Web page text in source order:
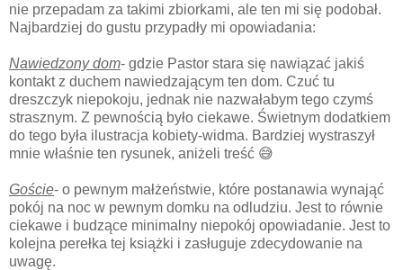
nie przepadam za takimi zbiorkami, ale ten mi się podobał.
Najbardziej do gustu przypadły mi opowiadania:
Nawiedzony dom- gdzie Pastor stara się nawiązać jakiś
kontakt z duchem nawiedzającym ten dom. Czuć tu
dreszczyk niepokoju, jednak nie nazwałabym tego czymś
strasznym. Z pewnością było ciekawe. Świetnym dodatkiem
do tego była ilustracja kobiety-widma. Bardziej wystraszył
mnie właśnie ten rysunek, aniżeli treść 😅
Goście- o pewnym małżeństwie, które postanawia wynająć
pokój na noc w pewnym domku na odludziu. Jest to równie
ciekawe i budzące minimalny niepokój opowiadanie. Jest to
kolejna perełka tej książki i zasługuje zdecydowanie na
uwagę.